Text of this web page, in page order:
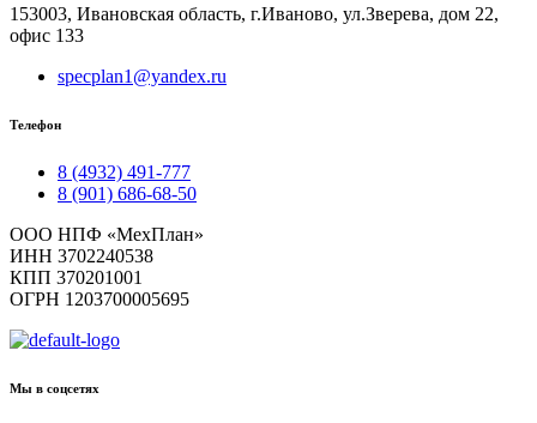
153003, Ивановская область, г.Иваново, ул.Зверева, дом 22,
офис 133
specplan1@yandex.ru
Телефон
8 (4932) 491-777
8 (901) 686-68-50
ООО НПФ «МехПлан»
ИНН 3702240538
КПП 370201001
ОГРН 1203700005695
Мы в соцсетях